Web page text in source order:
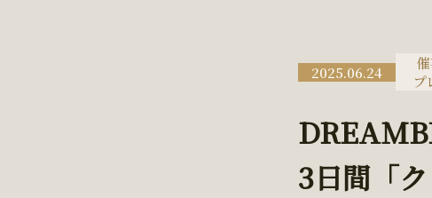
2025.06.24
プ
3日間「